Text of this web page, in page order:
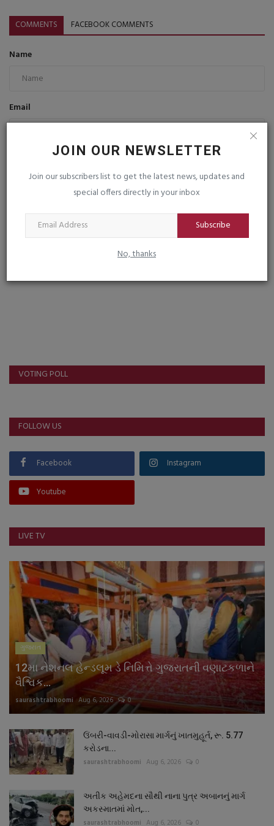
JOIN OUR NEWSLETTER
Join our subscribers list to get the latest news, updates and
special offers directly in your inbox
Subscribe
No, thanks
COMMENTS FACEBOOK COMMENTS
Name
Email
VOTING POLL
FOLLOW US
Facebook Instagram
Youtube
LIVE TV
ગુજરાત
12મા નેશનલ હેન્ડલૂમ ડે નિમિત્તે ગુજરાતની વણાટકળાને
વૈશ્વિક...
saurashtrabhoomi Aug 6, 2026 0
ઉંબરી-વાવડી-મોરાસા માર્ગનું ખાતમુહૂર્ત, રૂ. 5.77
કરોડના...
saurashtrabhoomi Aug 6, 2026 0
અતીક અહેમદના સૌથી નાના પુત્ર અબાનનું માર્ગ
અકસ્માતમાં મોત,...
saurashtrabhoomi Aug 6, 2026 0